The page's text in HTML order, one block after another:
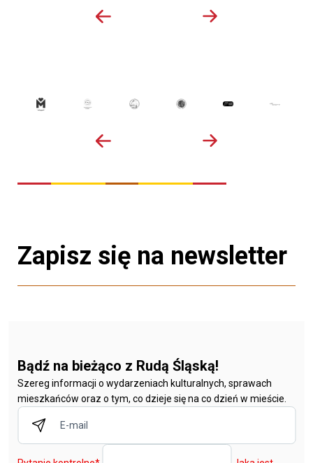
Zapisz się na newsletter
Bądź na bieżąco z Rudą Śląską!
Szereg informacji o wydarzeniach kulturalnych, sprawach
mieszkańców oraz o tym, co dzieje się na co dzień w mieście.